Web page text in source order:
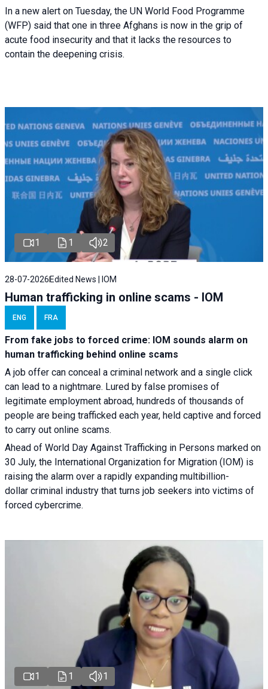
In a new alert on Tuesday, the UN World Food Programme
(WFP) said that one in three Afghans is now in the grip of
acute food insecurity and that it lacks the resources to
contain the deepening crisis.
1 1 2
28-07-2026 Edited News | IOM
Human trafficking in online scams - IOM
ENG FRA
From fake jobs to forced crime: IOM sounds alarm on
human trafficking behind online scams
A job offer can conceal a criminal network and a single click
can lead to a nightmare. Lured by false promises of
legitimate employment abroad, hundreds of thousands of
people are being trafficked each year, held captive and forced
to carry out online scams.
Ahead of World Day Against Trafficking in Persons marked on
30 July, the International Organization for Migration (IOM) is
raising the alarm over a rapidly expanding multibillion-
dollar criminal industry that turns job seekers into victims of
forced cybercrime.
1 1 1